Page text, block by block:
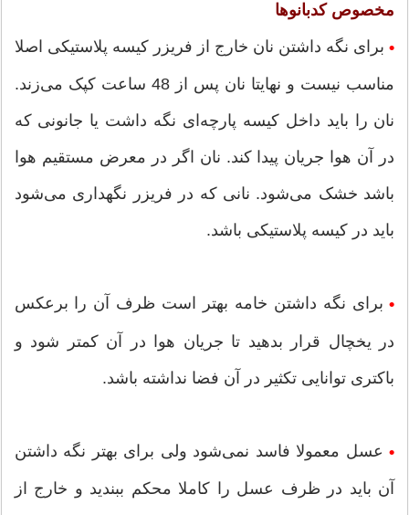
مخصوص کدبانوها
• برای نگه داشتن نان خارج از فریزر کیسه پلاستیکی اصلا
مناسب نیست و نهایتا نان پس از 48 ساعت کپک می‌زند.
نان را باید داخل کیسه پارچه‌ای نگه داشت یا جانونی که
در آن هوا جریان پیدا کند. نان اگر در معرض مستقیم هوا
باشد خشک می‌شود. نانی که در فریزر نگهداری می‌شود
باید در کیسه پلاستیکی باشد.
• برای نگه داشتن خامه بهتر است ظرف آن را برعکس
در یخچال قرار بدهید تا جریان هوا در آن کمتر شود و
باکتری توانایی تکثیر در آن فضا نداشته باشد.
• عسل معمولا فاسد نمی‌شود ولی برای بهتر نگه داشتن
آن باید در ظرف عسل را کاملا محکم ببندید و خارج از